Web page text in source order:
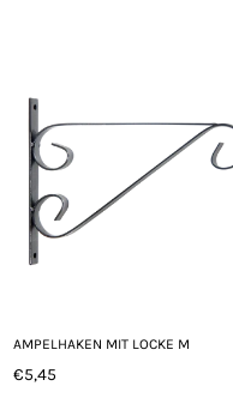
AMPELHAKEN MIT LOCKE M
Normaler
€5,45